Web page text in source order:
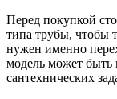
Перед покупкой
типа трубы, чтобы
нужен именно
модель может
сантехнических